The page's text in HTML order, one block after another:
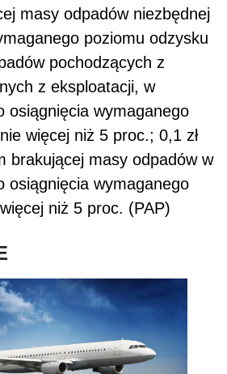
masy odpadów niezbędnej
poziomu odzysku
pochodzących z
z eksploatacji, w
osiągnięcia wymaganego
więcej niż 5 proc.; 0,1 zł
brakującej masy odpadów w
osiągnięcia wymaganego
niż 5 proc. (PAP)